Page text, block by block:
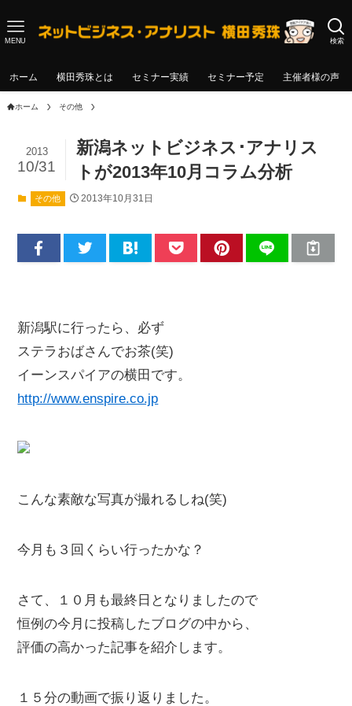
検索
MENU
ホーム 横田秀珠とは セミナー実績 セミナー予定 主催者様の声
ホーム その他
新潟ネットビジネス･アナリス
トが2013年10月コラム分析
2013
10/31
その他 2013年10月31日
新潟駅に行ったら、必ず
ステラおばさんでお茶(笑)
イーンスパイアの横田です。
http://www.enspire.co.jp
こんな素敵な写真が撮れるしね(笑)
今月も３回くらい行ったかな？
さて、１０月も最終日となりましたので
恒例の今月に投稿したブログの中から、
評価の高かった記事を紹介します。
１５分の動画で振り返りました。